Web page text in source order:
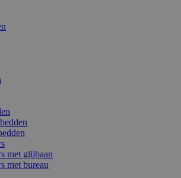
met glijbaan
met bureau